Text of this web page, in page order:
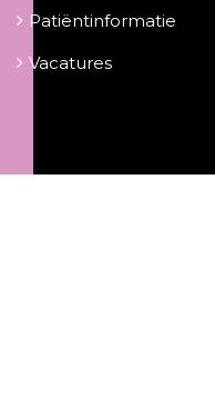
Patiëntinformatie
Vacatures